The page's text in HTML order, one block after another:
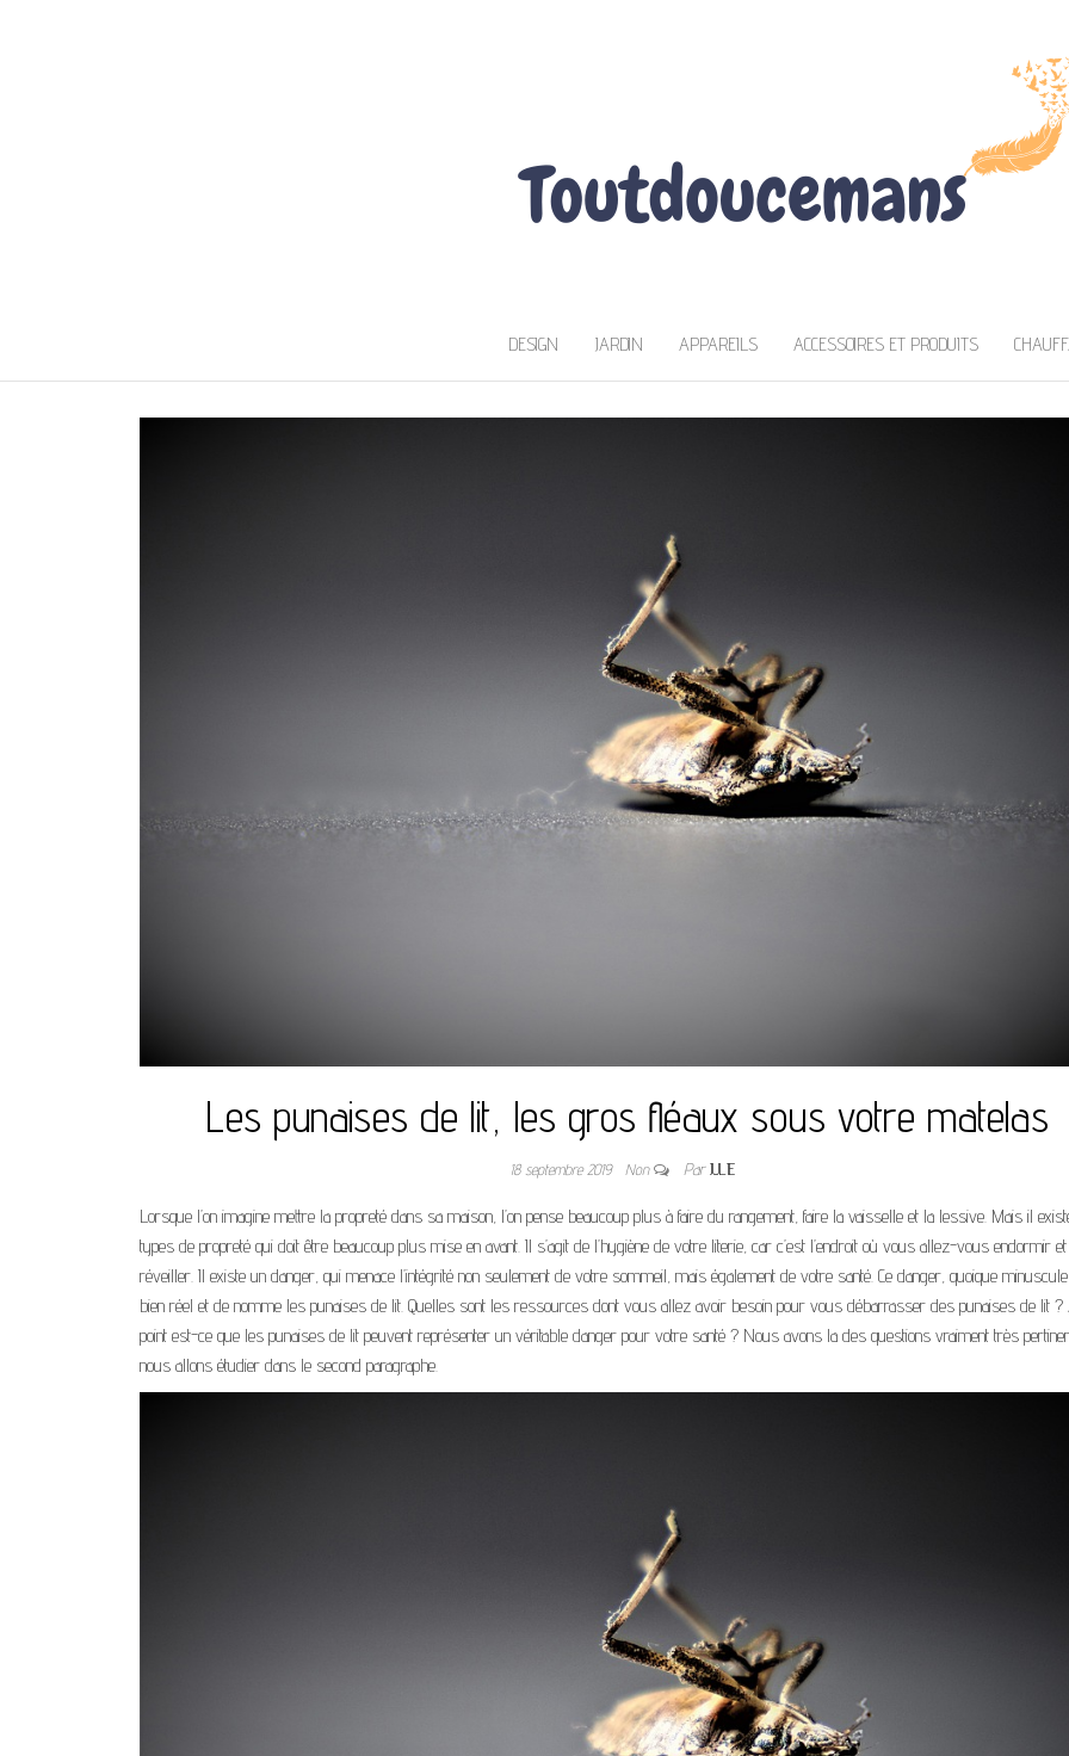
DESIGN JARDIN APPAREILS ACCESSOIRES ET PRODUITS
Les punaises de lit, les gros fléaux sous votre matelas
18 septembre 2019 Non ParJULIE
Lorsque l’on imagine mettre la propreté dans sa maison, l’on pense beaucoup plus à faire du rangement, faire la vaisselle et la lessive. Mais il
types de propreté qui doit être beaucoup plus mise en avant. Il s’agit de l’hygiène de votre literie, car c’est l’endroit où vous allez-vous endormir
réveiller. Il existe un danger, qui menace l’intégrité non seulement de votre sommeil, mais également de votre santé. Ce danger, quoique
bien réel et de nomme les punaises de lit. Quelles sont les ressources dont vous allez avoir besoin pour vous débarrasser des punaises de lit ?
point est-ce que les punaises de lit peuvent représenter un véritable danger pour votre santé ? Nous avons la des questions vraiment très
nous allons étudier dans le second paragraphe.